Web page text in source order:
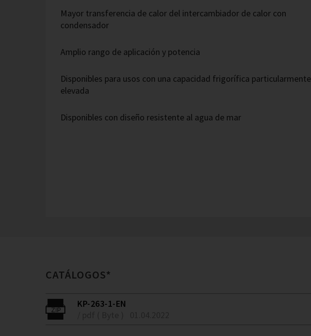
Mayor transferencia de calor del intercambiador de calor con
condensador
Amplio rango de aplicación y potencia
Disponibles para usos con una capacidad frigorífica particularmente
elevada
Disponibles con diseño resistente al agua de mar
CATÁLOGOS*
KP-263-1-EN